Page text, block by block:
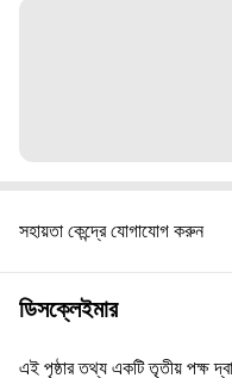
সহায়তা কেন্দ্রে যোগাযোগ করুন
ডিসক্লেইমার
এই পৃষ্ঠার তথ্য একটি তৃতীয় পক্ষ